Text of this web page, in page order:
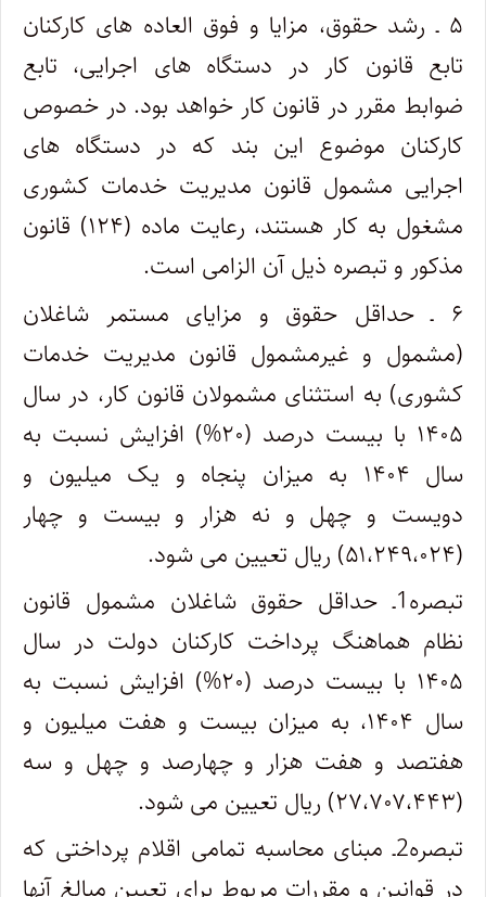
۵ ـ رشد حقوق، مزایا و فوق العاده های کارکنان
تابع قانون کار در دستگاه های اجرایی، تابع
ضوابط مقرر در قانون کار خواهد بود. در خصوص
کارکنان موضوع این بند که در دستگاه های
اجرایی مشمول قانون مدیریت خدمات کشوری
مشغول به کار هستند، رعایت ماده (۱۲۴) قانون
مذکور و تبصره ذیل آن الزامی است.
۶ ـ حداقل حقوق و مزایای مستمر شاغلان
(مشمول و غیرمشمول قانون مدیریت خدمات
کشوری) به استثنای مشمولان قانون کار، در سال
۱۴۰۵ با بیست درصد (۲۰%) افزایش نسبت به
سال ۱۴۰۴ به میزان پنجاه و یک میلیون و
دویست و چهل و نه هزار و بیست و چهار
(۵۱،۲۴۹،۰۲۴) ریال تعیین می شود.
تبصره1ـ حداقل حقوق شاغلان مشمول قانون
نظام هماهنگ پرداخت کارکنان دولت در سال
۱۴۰۵ با بیست درصد (۲۰%) افزایش نسبت به
سال ۱۴۰۴، به میزان بیست و هفت میلیون و
هفتصد و هفت هزار و چهارصد و چهل و سه
(۲۷،۷۰۷،۴۴۳) ریال تعیین می شود.
تبصره2ـ مبنای محاسبه تمامی اقلام پرداختی که
در قوانین و مقررات مربوط برای تعیین مبالغ آنها